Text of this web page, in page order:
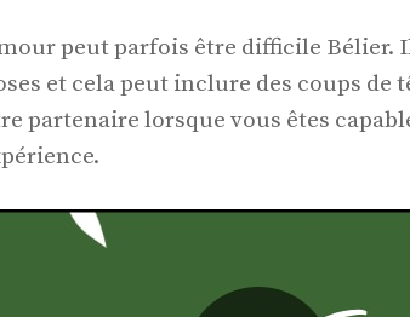
peut parfois être difficile Bélier.
et cela peut inclure des coups de
partenaire lorsque vous êtes